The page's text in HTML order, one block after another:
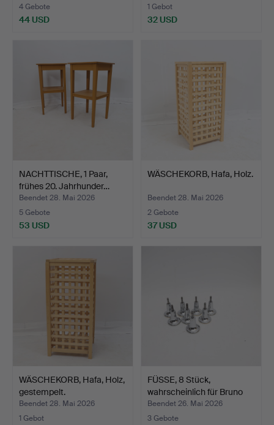
4 Gebote
44 USD
1 Gebot
32 USD
NACHTTISCHE, 1 Paar,
frühes 20. Jahrhunder…
Beendet 28. Mai 2026
5 Gebote
53 USD
WÄSCHEKORB, Hafa, Holz.
Beendet 28. Mai 2026
2 Gebote
37 USD
WÄSCHEKORB, Hafa, Holz,
gestempelt.
Beendet 28. Mai 2026
1 Gebot
FÜSSE, 8 Stück,
wahrscheinlich für Bruno
M…
Beendet 26. Mai 2026
3 Gebote